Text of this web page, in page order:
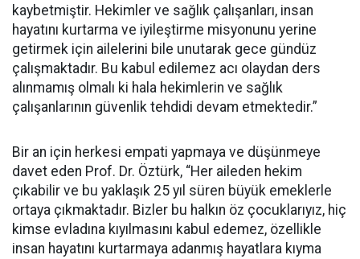
kaybetmiştir. Hekimler ve sağlık çalışanları, insan
hayatını kurtarma ve iyileştirme misyonunu yerine
getirmek için ailelerini bile unutarak gece gündüz
çalışmaktadır. Bu kabul edilemez acı olaydan ders
alınmamış olmalı ki hala hekimlerin ve sağlık
çalışanlarının güvenlik tehdidi devam etmektedir.”
Bir an için herkesi empati yapmaya ve düşünmeye
davet eden Prof. Dr. Öztürk, “Her aileden hekim
çıkabilir ve bu yaklaşık 25 yıl süren büyük emeklerle
ortaya çıkmaktadır. Bizler bu halkın öz çocuklarıyız, hiç
kimse evladına kıyılmasını kabul edemez, özellikle
insan hayatını kurtarmaya adanmış hayatlara kıyma